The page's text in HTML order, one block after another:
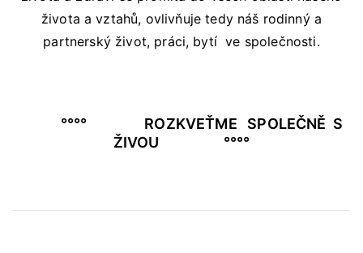
života a vztahů, ovlivňuje tedy náš rodinný a
partnerský život, práci, bytí ve společnosti.
°°°° ROZKVEŤME SPOLEČNĚ S
ŽIVOU °°°°